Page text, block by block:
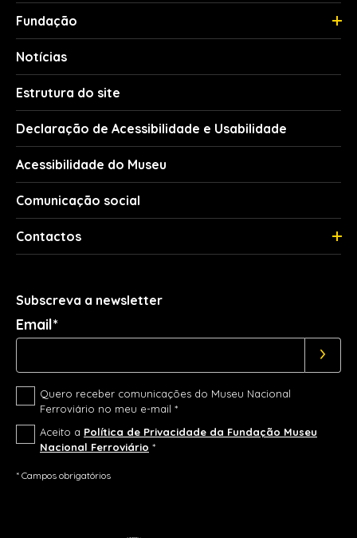
Fundação
Notícias
Estrutura do site
Declaração de Acessibilidade e Usabilidade
Acessibilidade do Museu
Comunicação social
Contactos
Subscreva a newsletter
Email*
Quero receber comunicações do Museu Nacional
Ferroviário no meu e-mail *
Aceito a Política de Privacidade da Fundação Museu
Nacional Ferroviário *
* Campos obrigatórios